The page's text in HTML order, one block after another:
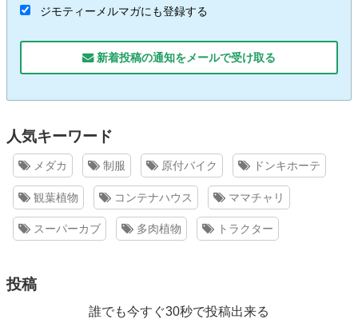
ジモティーメルマガにも登録する
新着投稿の通知をメールで受け取る
人気キーワード
メダカ 制服 原付バイク ドンキホーテ
観葉植物 コンテナハウス ママチャリ
スーパーカブ 多肉植物 トラクター
投稿
誰でも今すぐ30秒で投稿出来る